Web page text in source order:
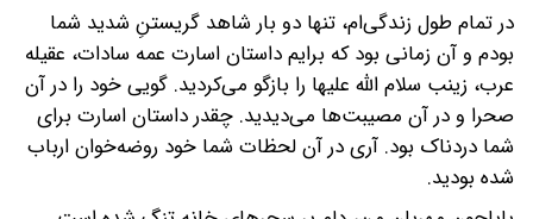
در تمام طول زندگی‌ام، تنها دو بار شاهد گریستنِ شدید شما
بودم و آن زمانی بود که برایم داستان اسارت عمه سادات، عقیله
عرب، زینب سلام الله علیها را بازگو می‌کردید. گویی خود را در آن
صحرا و در آن مصیبت‌ها می‌دیدید. چقدر داستان اسارت برای
شما دردناک بود. آری در آن لحظات شما خود روضه‌خوان ارباب
شده بودید.